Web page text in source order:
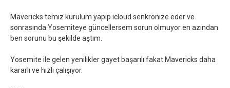
Mavericks temiz kurulum yapıp icloud senkronize eder ve
sonrasında Yosemiteye güncellersem sorun olmuyor en azından
ben sorunu bu şekilde aştım.
Yosemite ile gelen yenilikler gayet başarılı fakat Mavericks daha
kararlı ve hızlı çalışıyor.